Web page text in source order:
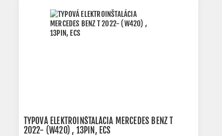
TYPOVÁ ELEKTROINŠTALÁCIA MERCEDES BENZ T
2022- (W420) , 13PIN, ECS